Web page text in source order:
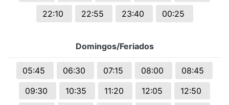
22:10
22:55 23:40 00:25
Domingos/Feriados
05:45 06:30 07:15 08:00
08:45
09:30
10:35 11:20 12:05
12:50